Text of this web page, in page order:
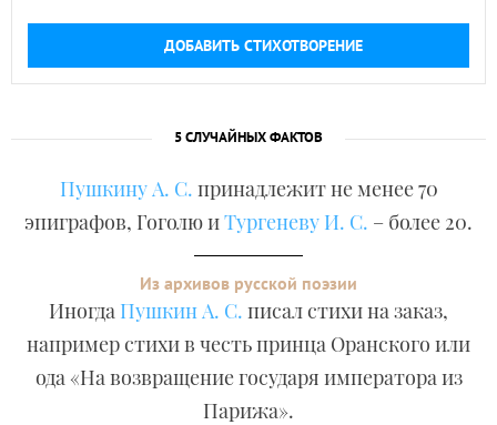
ДОБАВИТЬ СТИХОТВОРЕНИЕ
5 СЛУЧАЙНЫХ ФАКТОВ
Пушкину А. С. принадлежит не менее 70
эпиграфов, Гоголю иТургеневу И. С. – более 20.
Из архивов русской поэзии
Иногда Пушкин А. С. писал стихи на заказ,
например стихи в честь принца Оранского или
ода «На возвращение государя императора из
Парижа».